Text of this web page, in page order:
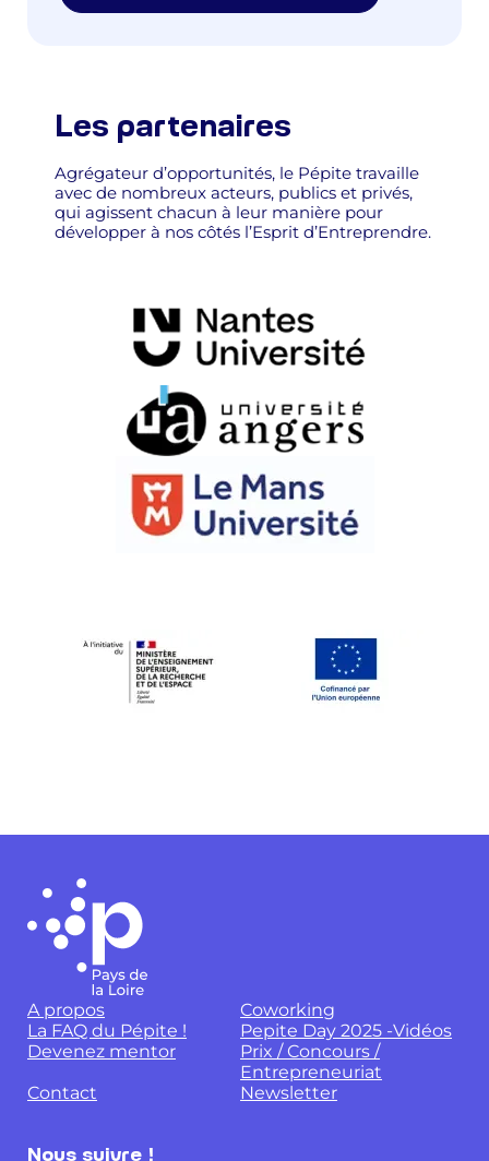
Les partenaires
Agrégateur d’opportunités, le Pépite travaille
avec de nombreux acteurs, publics et privés,
qui agissent chacun à leur manière pour
développer à nos côtés l’Esprit d’Entreprendre.
A propos
Coworking
La FAQ du Pépite !
Pepite Day 2025 -Vidéos
Devenez mentor
Prix / Concours /
Entrepreneuriat
Contact
Newsletter
Nous suivre !